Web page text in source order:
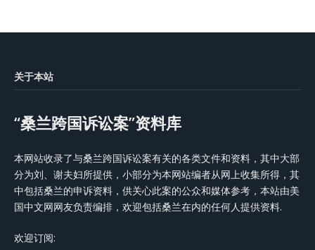
关于本站
“桑兰跨国诉讼案”资料库
本网站收录了与桑兰跨国诉讼案有关的各类文件和资料，其中大部
分为刘、谢夫妇所提供，小部分为本网站编者从网上收集所得，其
中包括桑兰的申诉资料，供关心此案的公众和媒体参考，本站由美
国中文网网友负责编排，欢迎包括桑兰在内的任何人提供资料.
欢迎订阅: